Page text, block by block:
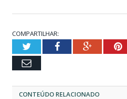
COMPARTILHAR:
TwitterFacebookGoogle+
Email
CONTEÚDO RELACIONADO